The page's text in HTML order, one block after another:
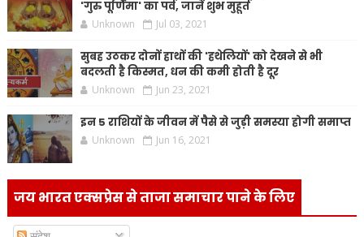
'गुरु पूर्णिमा' का पर्व, जानें शुभ मुहूर्त
Unknown Jul 03, 2021
सुबह उठकर दोनों हाथों की 'हथेलियों' को देखने से भी
बदलती है किस्मत, धन की कमी होती है दूर
Unknown Jun 23, 2021
इन 5 राशियों के जीवन में पैसे से जुड़ी समस्या होगी समाप्त
Unknown Jun 16, 2021
जय भारत एक्सप्रेस से ताजा समाचार पाने के लिए